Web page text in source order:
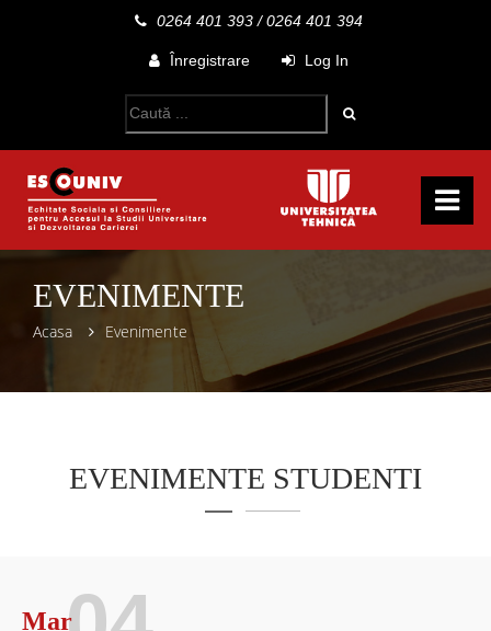
0264 401 393/ 0264 401 394
Înregistrare Log In
EVENIMENTE
Acasa Evenimente
EVENIMENTE STUDENTI
Mar